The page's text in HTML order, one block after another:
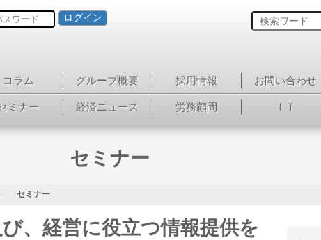
ログイン
コラム グループ概要 採用情報 お問い合わせ
ミナー 経済ニュース 労務顧問 ＩＴ
セミナー
セミナー
、経営に役立つ情報提供を